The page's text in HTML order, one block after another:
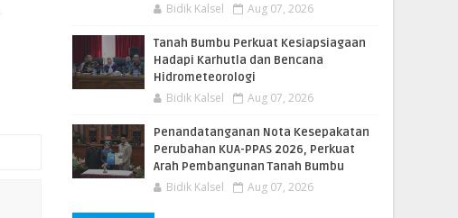
Bidik Kalsel Aug 07, 2026
Tanah Bumbu Perkuat Kesiapsiagaan
Hadapi Karhutla dan Bencana
Hidrometeorologi
Bidik Kalsel Aug 07, 2026
Penandatanganan Nota Kesepakatan
Perubahan KUA-PPAS 2026, Perkuat
Arah Pembangunan Tanah Bumbu
Bidik Kalsel Aug 07, 2026